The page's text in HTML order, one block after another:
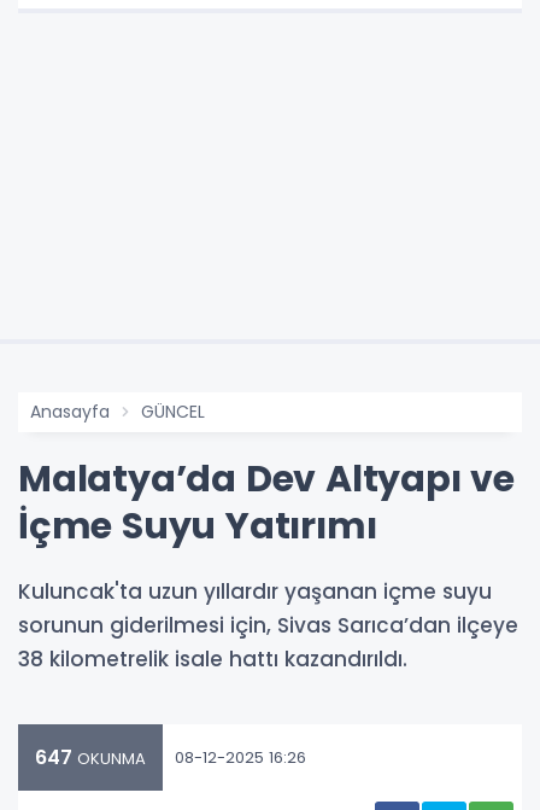
Anasayfa GÜNCEL
Malatya’da Dev Altyapı ve
İçme Suyu Yatırımı
Kuluncak'ta uzun yıllardır yaşanan içme suyu
sorunun giderilmesi için, Sivas Sarıca’dan ilçeye
38 kilometrelik isale hattı kazandırıldı.
647 OKUNMA 08-12-2025 16:26